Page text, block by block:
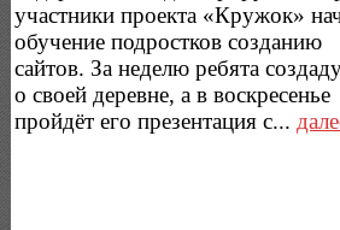
участники проекта «Кружок»
обучение подростков созданию
сайтов. За неделю ребята
о своей деревне, а в воскресенье
пройдёт его презентация с...